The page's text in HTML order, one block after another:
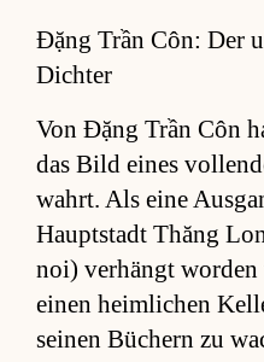
Đặng Trần Côn: Der
Dichter
Von Đặng Trần Côn
das Bild ei­nes
wahrt. Als eine
Haupt­stadt Thăng
noi) ver­hängt
einen heim­li­chen
sei­nen Bü­chern zu